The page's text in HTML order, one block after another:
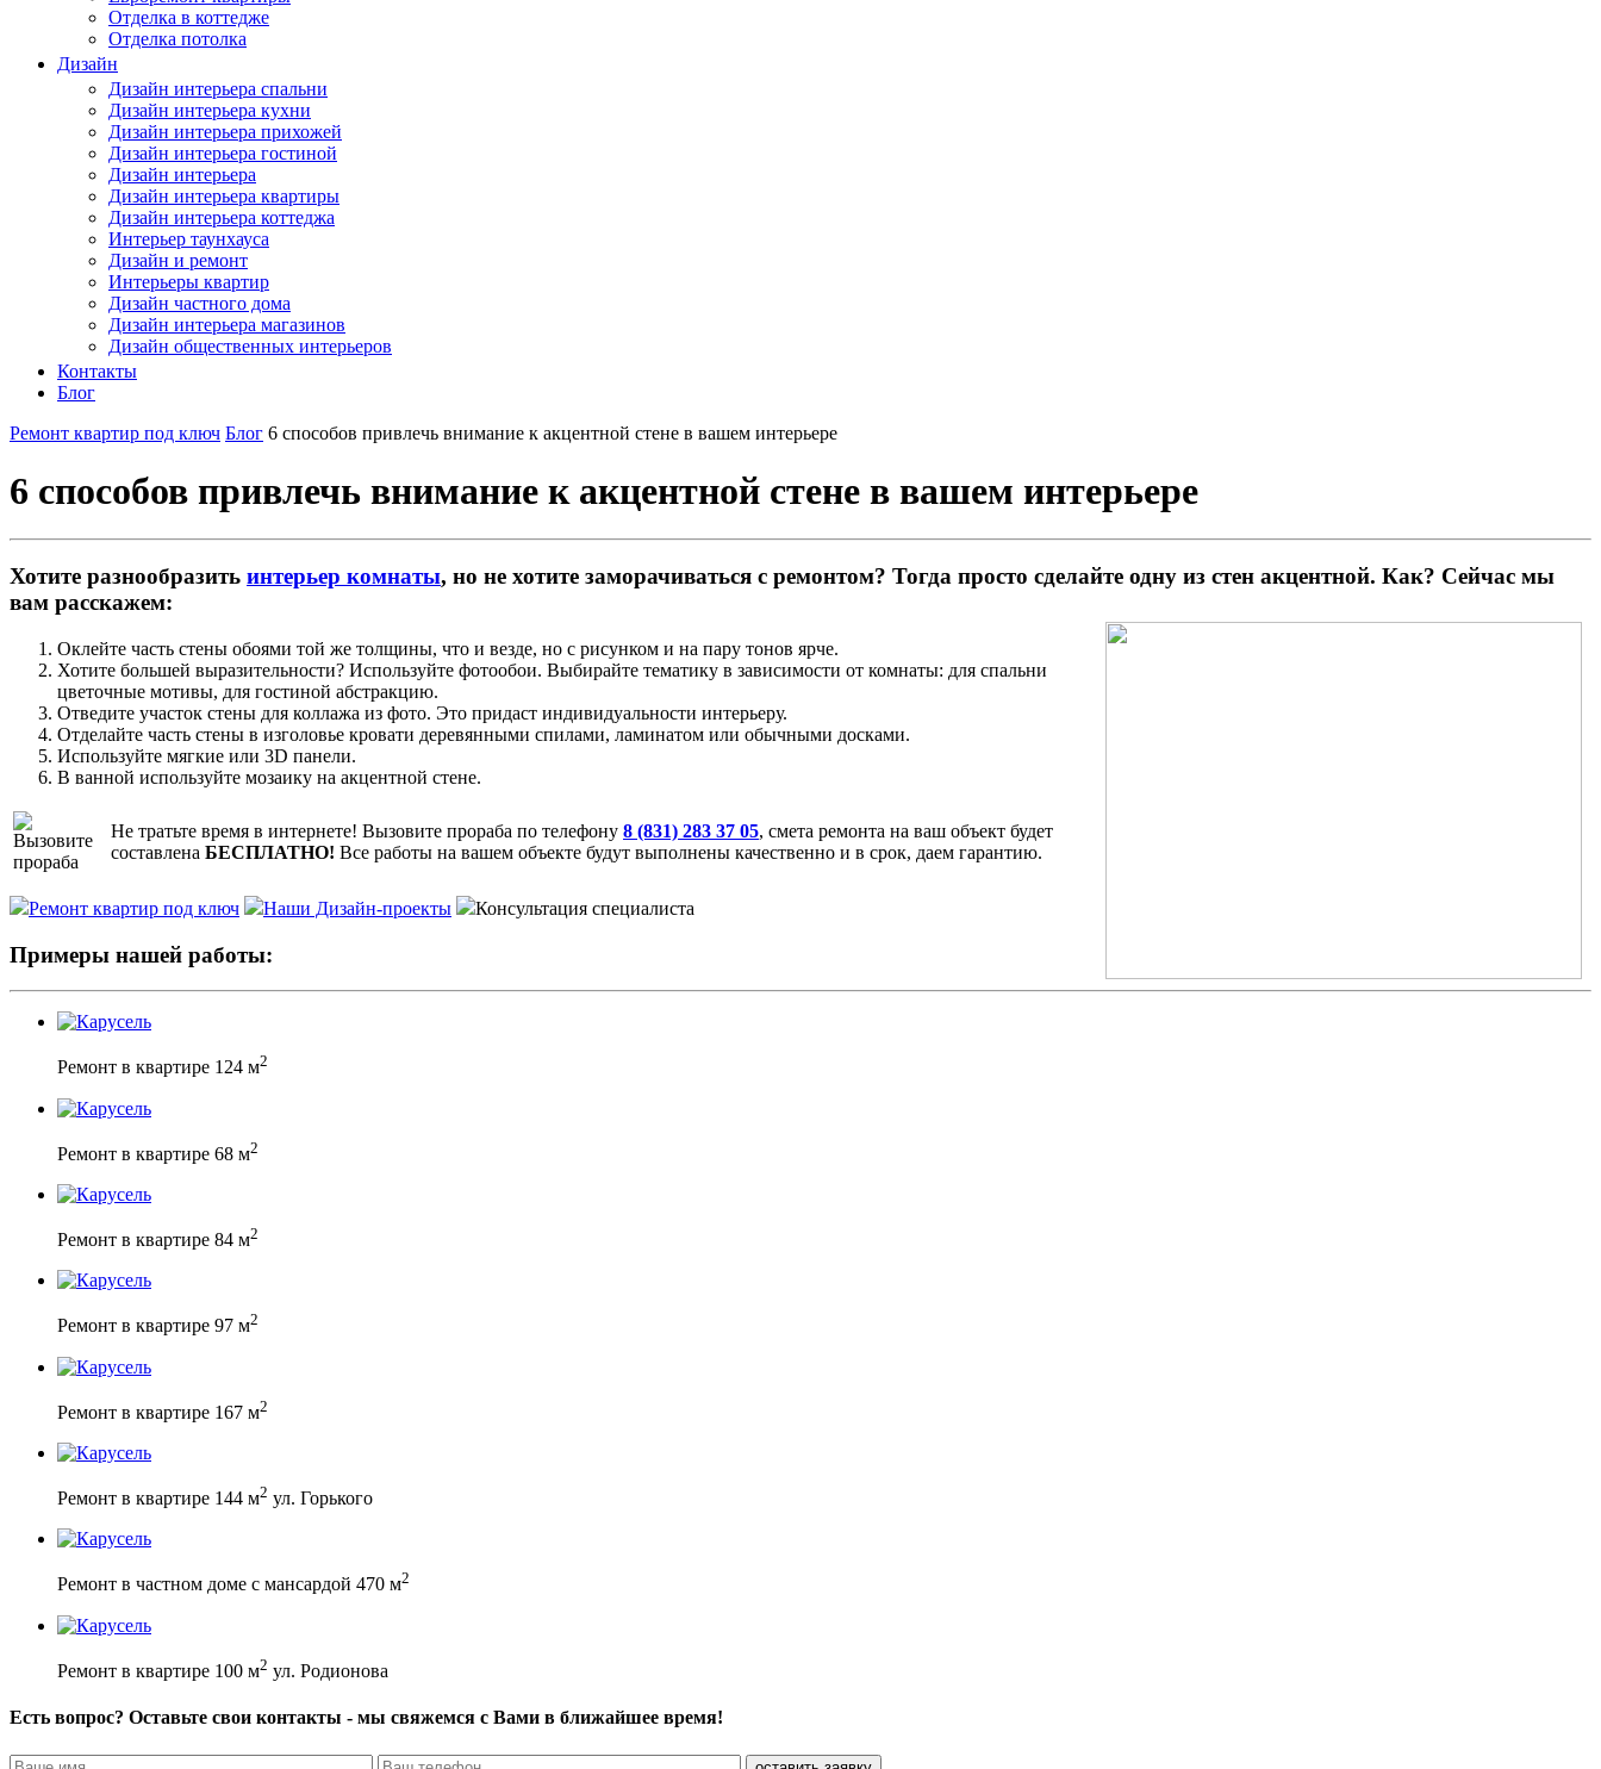
Отделка в коттедже
Отделка потолка
Дизайн
Дизайн интерьера спальни
Дизайн интерьера кухни
Дизайн интерьера прихожей
Дизайн интерьера гостиной
Дизайн интерьера
Дизайн интерьера квартиры
Дизайн интерьера коттеджа
Интерьер таунхауса
Дизайн и ремонт
Интерьеры квартир
Дизайн частного дома
Дизайн интерьера магазинов
Дизайн общественных интерьеров
Контакты
Блог
Ремонт квартир под ключ Блог 6 способов привлечь внимание к акцентной стене в вашем интерьере
6 способов привлечь внимание к акцентной стене в вашем интерьере
Хотите разнообразить интерьер комнаты, но не хотите заморачиваться с ремонтом? Тогда просто сделайте одну из стен акцентной. Как? Сейчас мы
вам расскажем:
Оклейте часть стены обоями той же толщины, что и везде, но с рисунком и на пару тонов ярче.
Хотите большей выразительности? Используйте фотообои. Выбирайте тематику в зависимости от комнаты: для спальни
цветочные мотивы, для гостиной абстракцию.
Отведите участок стены для коллажа из фото. Это придаст индивидуальности интерьеру.
Отделайте часть стены в изголовье кровати деревянными спилами, ламинатом или обычными досками.
Используйте мягкие или 3D панели.
В ванной используйте мозаику на акцентной стене.
Не тратьте время в интернете! Вызовите прораба по телефону 8 (831) 283 37 05, смета ремонта на ваш объект будет
составлена БЕСПЛАТНО! Все работы на вашем объекте будут выполнены качественно и в срок, даем гарантию.
Ремонт квартир под ключ Наши Дизайн-проекты Консультация специалиста
Примеры нашей работы:
Ремонт в квартире 124 м2
Ремонт в квартире 68 м2
Ремонт в квартире 84 м2
Ремонт в квартире 97 м2
Ремонт в квартире 167 м2
Ремонт в квартире 144 м2 ул. Горького
Ремонт в частном доме с мансардой 470 м2
Ремонт в квартире 100 м2 ул. Родионова
Есть вопрос? Оставьте свои контакты - мы свяжемся с Вами в ближайшее время!